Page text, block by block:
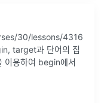
30/lessons/4316
target과 단어의 집
이용하여 begin에서